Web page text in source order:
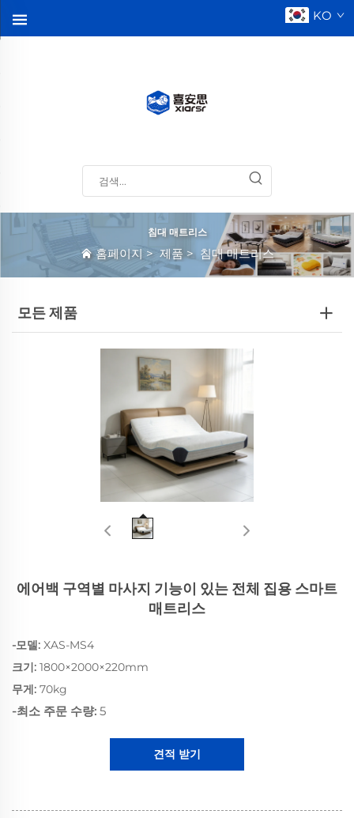
KO
침대 매트리스
홈페이지 > 제품 > 침대 매트리스
모든 제품
에어백 구역별 마사지 기능이 있는 전체 집용 스마트
매트리스
-모델: XAS-MS4
크기: 1800×2000×220mm
무게: 70kg
-최소 주문 수량: 5
견적 받기